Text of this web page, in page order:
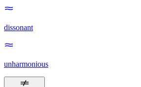
dissonant
unharmonious